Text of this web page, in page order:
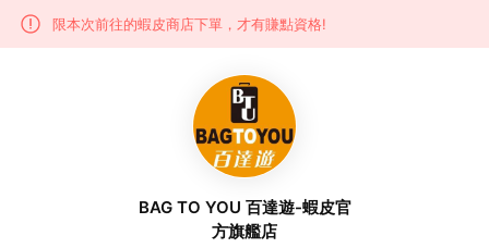
限本次前往的蝦皮商店下單，才有賺點資格!
BAG TO YOU 百達遊-蝦皮官
方旗艦店